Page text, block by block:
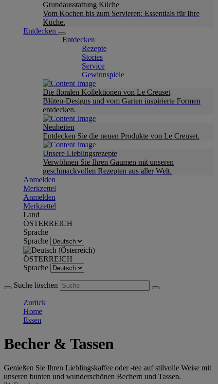
Grundausstattung Küche
Vom Kochen bis zum Servieren: Essentials für Ihre
Küche.
Entdecken
Entdecken
Rezepte
Stories
Service
Gewinnspiele
Die floralen Kollektionen von Le Creuset
Blüten-Designs und vom Garten inspirierte Formen
entdecken.
Neuheiten
Entdecken Sie die neuen Produkte von Le Creuset.
Unsere Lieblingsrezepte
Verwöhnen Sie Ihren Gaumen mit unseren
geschmackvollen Rezepten aus aller Welt.
Anmelden
Merkzettel
Anmelden
Merkzettel
Land
ÖSTERREICH
Sprache
Sprache
ÖSTERREICH
Sprache
Suche löschen
Zurück
Home
Essen
Becher & Tassen
Genießen Sie Ihren Lieblingskaffee oder -tee auf stilvolle Weise mit
unseren bunten und wunderschönen Bechern und Tassen.